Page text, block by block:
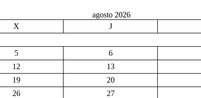
agosto 2026
X J
5 6
12 13
19 20
26 27